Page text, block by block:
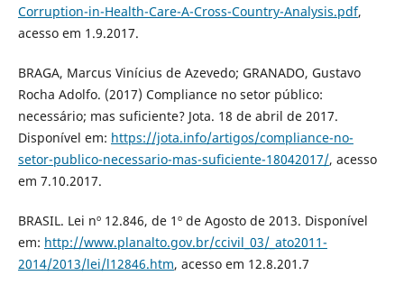
Corruption-in-Health-Care-A-Cross-Country-Analysis.pdf,
acesso em 1.9.2017.
BRAGA, Marcus Vinícius de Azevedo; GRANADO, Gustavo
Rocha Adolfo. (2017) Compliance no setor público:
necessário; mas suficiente? Jota. 18 de abril de 2017.
Disponível em: https://jota.info/artigos/compliance-no-
setor-publico-necessario-mas-suficiente-18042017/, acesso
em 7.10.2017.
BRASIL. Lei nº 12.846, de 1º de Agosto de 2013. Disponível
em: http://www.planalto.gov.br/ccivil_03/_ato2011-
2014/2013/lei/l12846.htm, acesso em 12.8.201.7